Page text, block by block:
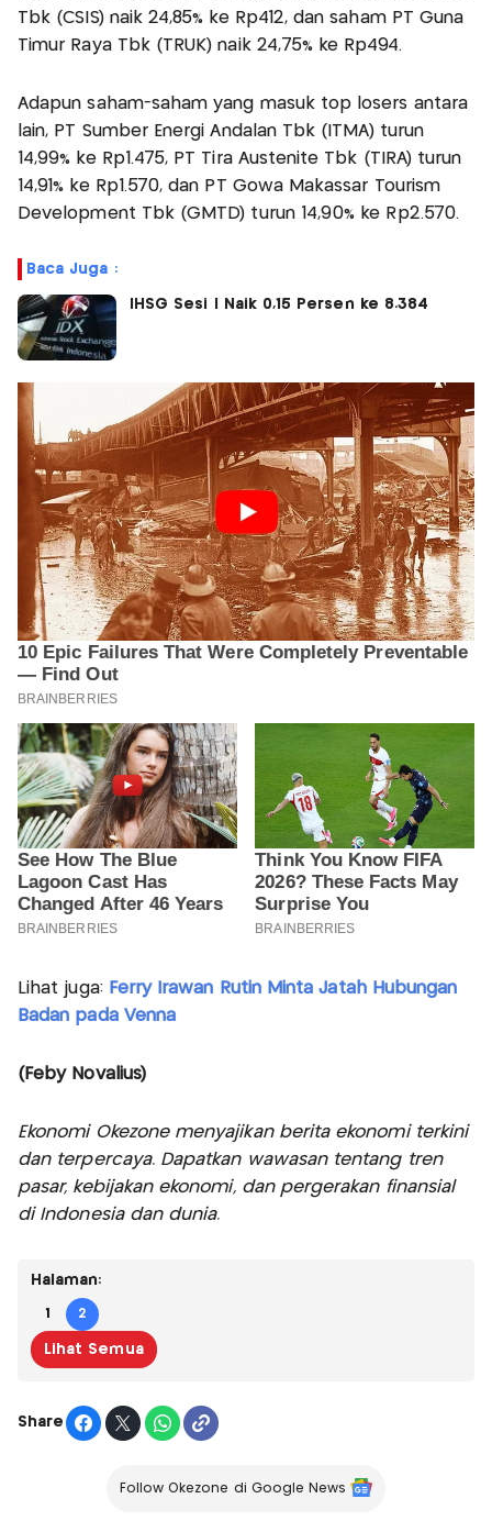
Tbk (CSIS) naik 24,85% ke Rp412, dan saham PT Guna
Timur Raya Tbk (TRUK) naik 24,75% ke Rp494.
Adapun saham-saham yang masuk top losers antara
lain, PT Sumber Energi Andalan Tbk (ITMA) turun
14,99% ke Rp1.475, PT Tira Austenite Tbk (TIRA) turun
14,91% ke Rp1.570, dan PT Gowa Makassar Tourism
Development Tbk (GMTD) turun 14,90% ke Rp2.570.
Baca Juga :
IHSG Sesi I Naik 0,15 Persen ke 8.384
Lihat juga: Ferry Irawan Rutin Minta Jatah Hubungan
Badan pada Venna
(Feby Novalius)
Ekonomi Okezone menyajikan berita ekonomi terkini
dan terpercaya. Dapatkan wawasan tentang tren
pasar, kebijakan ekonomi, dan pergerakan finansial
di Indonesia dan dunia.
Halaman:
1 2
Lihat Semua
Share
Follow Okezone di Google News